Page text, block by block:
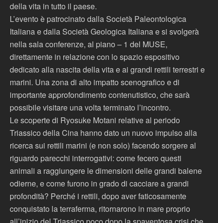
della vita in tutto il paese.
L’evento è patrocinato dalla Società Paleontologica
Italiana e dalla Società Geologica Italiana e si svolgerà
nella sala conferenze, al piano – 1 del MUSE,
direttamente in relazione con lo spazio espositivo
dedicato alla nascita della vita e ai grandi rettili terrestri e
marini. Una zona di alto impatto scenografico e di
importante approfondimento contenutistico, che sarà
possibile visitare una volta terminato l’incontro.
Le scoperte di Ryosuke Motani relative al periodo
Triassico della Cina hanno dato un nuovo impulso alla
ricerca sui rettili marini (e non solo) facendo sorgere al
riguardo parecchi interrogativi: come fecero questi
animali a raggiungere le dimensioni delle grandi balene
odierne, e come furono in grado di cacciare a grandi
profondità? Perché i rettili, dopo aver faticosamente
conquistato la terraferma, ritornarono in mare proprio